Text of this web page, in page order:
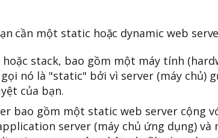
cần một static hoặc dynamic web
stack, bao gồm một máy tính
nó là "static" bởi vì server (máy chủ)
của bạn.
bao gồm một static web server cộng
server (máy chủ ứng dụng) và